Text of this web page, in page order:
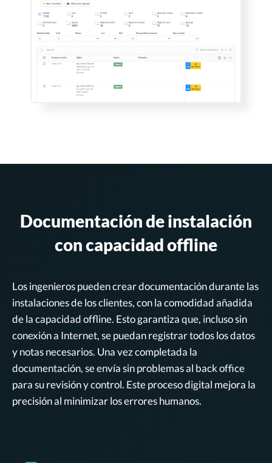
Documentación de instalación
con capacidad offline
Los ingenieros pueden crear documentación durante las
instalaciones de los clientes, con la comodidad añadida
de la capacidad offline. Esto garantiza que, incluso sin
conexión a Internet, se puedan registrar todos los datos
y notas necesarios. Una vez completada la
documentación, se envía sin problemas al back office
para su revisión y control. Este proceso digital mejora la
precisión al minimizar los errores humanos.